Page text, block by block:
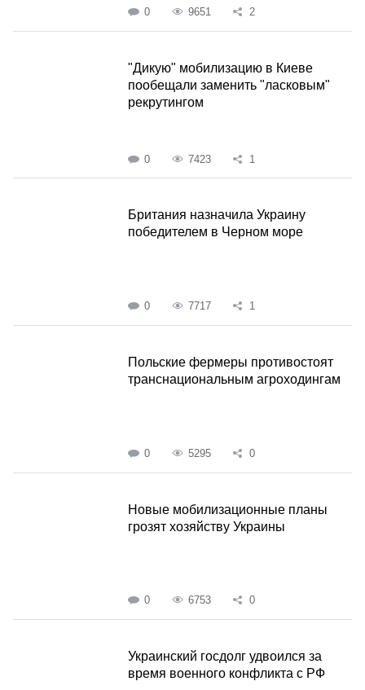
0 9651 2
"Дикую" мобилизацию в Киеве
пообещали заменить "ласковым"
рекрутингом
0 7423 1
Британия назначила Украину
победителем в Черном море
0 7717 1
Польские фермеры противостоят
транснациональным агроходингам
0 5295 0
Новые мобилизационные планы
грозят хозяйству Украины
0 6753 0
Украинский госдолг удвоился за
время военного конфликта с РФ